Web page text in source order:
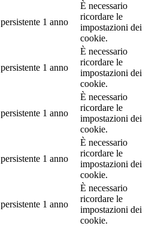
persistente 1 anno
È necessario
ricordare le
impostazioni dei
cookie.
persistente 1 anno
È necessario
ricordare le
impostazioni dei
cookie.
persistente 1 anno
È necessario
ricordare le
impostazioni dei
cookie.
persistente 1 anno
È necessario
ricordare le
impostazioni dei
cookie.
persistente 1 anno
È necessario
ricordare le
impostazioni dei
cookie.